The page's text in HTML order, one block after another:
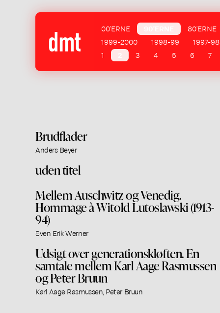
00'ERNE 80'ERNE
1999-2000
1998-99 1997-98
1
3 4 5 6 7
Brudflader
Anders Beyer
uden titel
Mellem Auschwitz og Venedig.
Hommage à Witold Lutoslawski (1913-
94)
Sven Erik Werner
Udsigt over generationskløften. En
samtale mellem Karl Aage Rasmussen
og Peter Bruun
Karl Aage Rasmussen, Peter Bruun